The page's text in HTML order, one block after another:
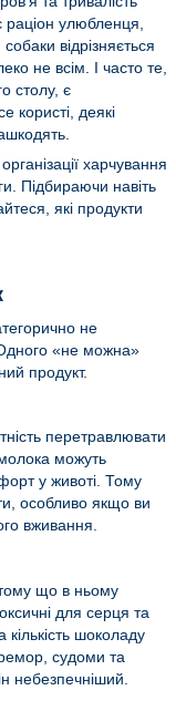
улюбленця,
відрізняється
не всім. І часто те,
столу, є
користі, деякі
харчування
Підбираючи навіть
які продукти
не
«не можна»
продукт.
перетравлювати
можуть
у животі. Тому
особливо якщо ви
вживання.
що в ньому
для серця та
шоколаду
судоми та
небезпечніший.